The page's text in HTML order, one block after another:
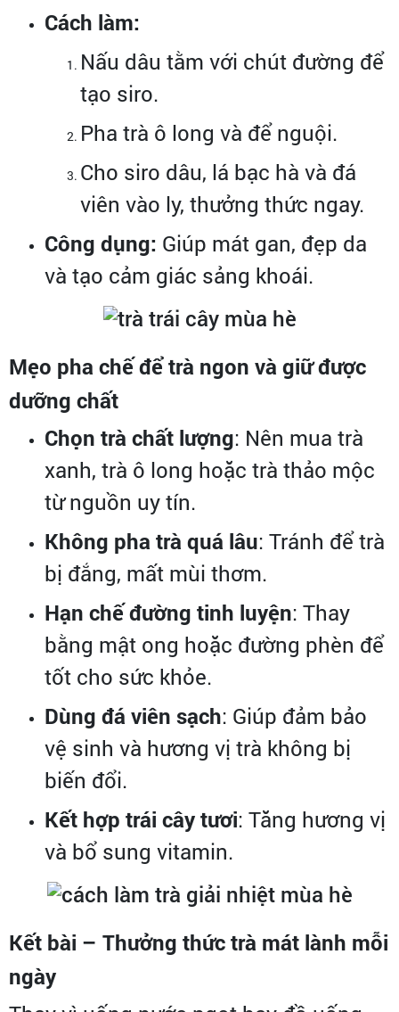
Cách làm:
Nấu dâu tằm với chút đường để
tạo siro.
Pha trà ô long và để nguội.
Cho siro dâu, lá bạc hà và đá
viên vào ly, thưởng thức ngay.
Công dụng: Giúp mát gan, đẹp da
và tạo cảm giác sảng khoái.
Mẹo pha chế để trà ngon và giữ được
dưỡng chất
Chọn trà chất lượng: Nên mua trà
xanh, trà ô long hoặc trà thảo mộc
từ nguồn uy tín.
Không pha trà quá lâu: Tránh để trà
bị đắng, mất mùi thơm.
Hạn chế đường tinh luyện: Thay
bằng mật ong hoặc đường phèn để
tốt cho sức khỏe.
Dùng đá viên sạch: Giúp đảm bảo
vệ sinh và hương vị trà không bị
biến đổi.
Kết hợp trái cây tươi: Tăng hương vị
và bổ sung vitamin.
Kết bài – Thưởng thức trà mát lành mỗi
ngày